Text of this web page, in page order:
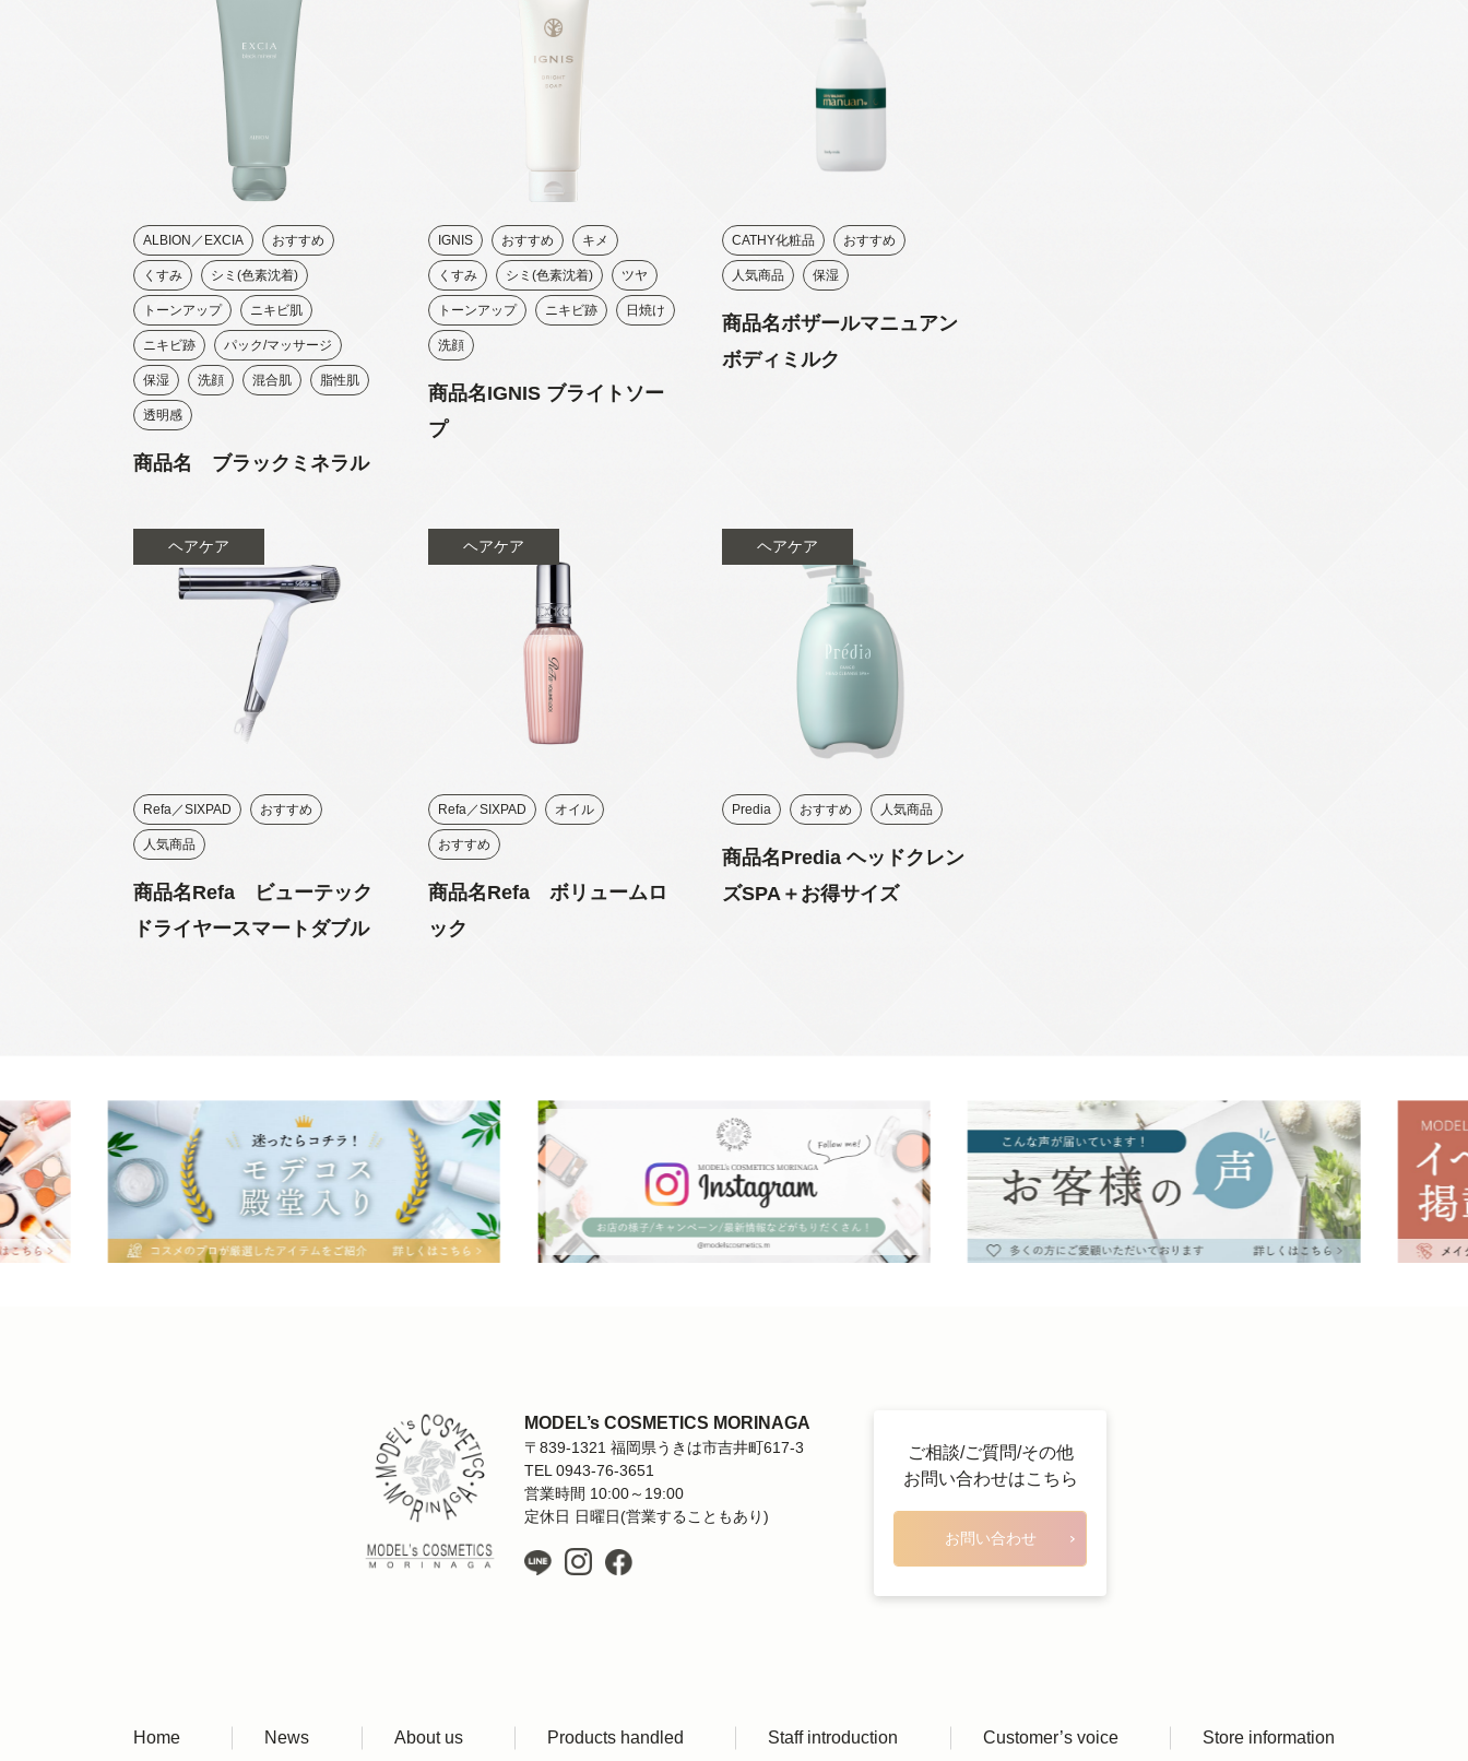
ALBION／EXCIA おすすめ
くすみ シミ(色素沈着)
トーンアップ ニキビ肌
ニキビ跡 パック/マッサージ
保湿 洗顔 混合肌 脂性肌
透明感
商品名 ブラックミネラル
IGNIS おすすめ キメ
くすみ シミ(色素沈着) ツヤ
トーンアップ ニキビ跡 日焼け
洗顔
商品名IGNIS ブライトソー
プ
CATHY化粧品 おすすめ
人気商品 保湿
商品名ボザールマニュアン
ボディミルク
ヘアケア
Refa／SIXPAD おすすめ
人気商品
商品名Refa ビューテック
ドライヤースマートダブル
ヘアケア
Refa／SIXPAD オイル
おすすめ
商品名Refa ボリュームロ
ック
ヘアケア
Predia おすすめ 人気商品
商品名Predia ヘッドクレン
ズSPA＋お得サイズ
MODEL’s COSMETICS MORINAGA
〒839-1321 福岡県うきは市吉井町617-3
TEL 0943-76-3651
営業時間 10:00～19:00
定休日 日曜日(営業することもあり)
ご相談/ご質問/その他
お問い合わせはこちら
お問い合わせ
Home News About us Products handled Staff introduction Customer’s voice Store information